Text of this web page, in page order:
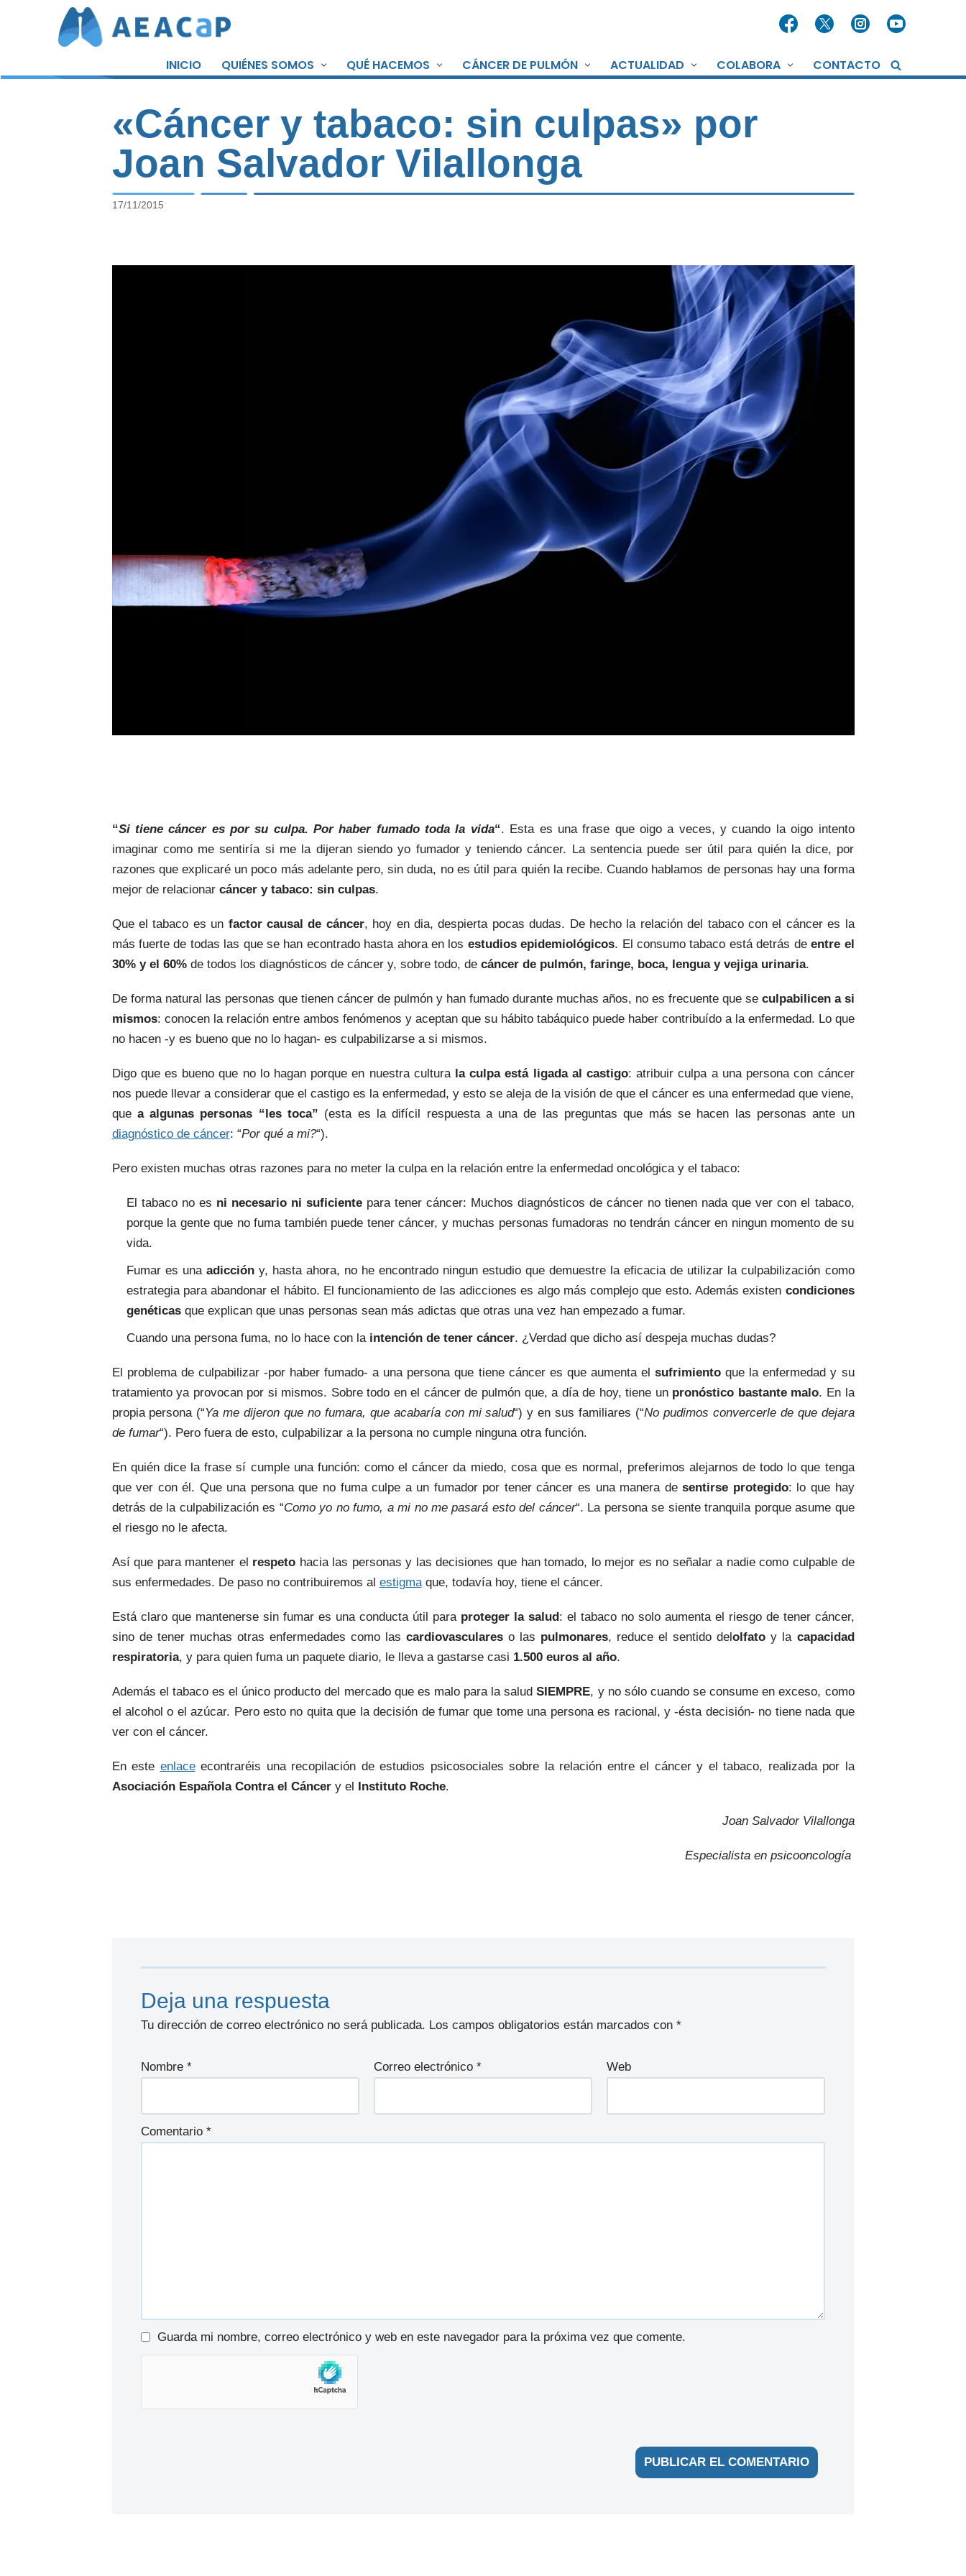
contenido
INICIO QUIÉNES SOMOS QUÉ HACEMOS CÁNCER DE PULMÓN ACTUALIDAD COLABORA CONTACTO
«Cáncer y tabaco: sin culpas» por
Joan Salvador Vilallonga
17/11/2015
“Si tiene cáncer es por su culpa. Por haber fumado toda la vida“. Esta es una frase que oigo a veces, y cuando la oigo intento
imaginar como me sentiría si me la dijeran siendo yo fumador y teniendo cáncer. La sentencia puede ser útil para quién la dice, por
razones que explicaré un poco más adelante pero, sin duda, no es útil para quién la recibe. Cuando hablamos de personas hay una forma
mejor de relacionar cáncer y tabaco: sin culpas.
Que el tabaco es un factor causal de cáncer, hoy en dia, despierta pocas dudas. De hecho la relación del tabaco con el cáncer es la
más fuerte de todas las que se han econtrado hasta ahora en los estudios epidemiológicos. El consumo tabaco está detrás deentre el
30% y el 60%de todos los diagnósticos de cáncer y, sobre todo, de cáncer de pulmón, faringe, boca, lengua y vejiga urinaria.
De forma natural las personas que tienen cáncer de pulmón y han fumado durante muchas años, no es frecuente que se culpabilicen a si
mismos: conocen la relación entre ambos fenómenos y aceptan que su hábito tabáquico puede haber contribuído a la enfermedad. Lo que
no hacen -y es bueno que no lo hagan- es culpabilizarse a si mismos.
Digo que es bueno que no lo hagan porque en nuestra cultura la culpa está ligada al castigo: atribuir culpa a una persona con cáncer
nos puede llevar a considerar que el castigo es la enfermedad, y esto se aleja de la visión de que el cáncer es una enfermedad que viene,
que a algunas personas “les toca” (esta es la difícil respuesta a una de las preguntas que más se hacen las personas ante un
diagnóstico de cáncer: “Por qué a mi?“).
Pero existen muchas otras razones para no meter la culpa en la relación entre la enfermedad oncológica y el tabaco:
El tabaco no es ni necesario ni suficientepara tener cáncer: Muchos diagnósticos de cáncer no tienen nada que ver con el tabaco,
porque la gente que no fuma también puede tener cáncer, y muchas personas fumadoras no tendrán cáncer en ningun momento de su
vida.
Fumar es una adiccióny, hasta ahora, no he encontrado ningun estudio que demuestre la eficacia de utilizar la culpabilización como
estrategia para abandonar el hábito. El funcionamiento de las adicciones es algo más complejo que esto. Además existen condiciones
genéticasque explican que unas personas sean más adictas que otras una vez han empezado a fumar.
Cuando una persona fuma, no lo hace con la intención de tener cáncer. ¿Verdad que dicho así despeja muchas dudas?
El problema de culpabilizar -por haber fumado- a una persona que tiene cáncer es que aumenta elsufrimiento que la enfermedad y su
tratamiento ya provocan por si mismos. Sobre todo en el cáncer de pulmón que, a día de hoy, tiene un pronóstico bastante malo. En la
propia persona (“Ya me dijeron que no fumara, que acabaría con mi salud“) y en sus familiares (“No pudimos convercerle de que dejara
de fumar“). Pero fuera de esto, culpabilizar a la persona no cumple ninguna otra función.
En quién dice la frase sí cumple una función: como el cáncer da miedo, cosa que es normal, preferimos alejarnos de todo lo que tenga
que ver con él. Que una persona que no fuma culpe a un fumador por tener cáncer es una manera desentirse protegido: lo que hay
detrás de la culpabilización es “Como yo no fumo, a mi no me pasará esto del cáncer“. La persona se siente tranquila porque asume que
el riesgo no le afecta.
Así que para mantener el respeto hacia las personas y las decisiones que han tomado, lo mejor es no señalar a nadie como culpable de
sus enfermedades. De paso no contribuiremos al estigmaque, todavía hoy, tiene el cáncer.
Está claro que mantenerse sin fumar es una conducta útil para proteger la salud: el tabaco no solo aumenta el riesgo de tener cáncer,
sino de tener muchas otras enfermedades como las cardiovasculareso las pulmonares, reduce el sentido delolfato y la capacidad
respiratoria, y para quien fuma un paquete diario, le lleva a gastarse casi 1.500 euros al año.
Además el tabaco es el único producto del mercado que es malo para la saludSIEMPRE, y no sólo cuando se consume en exceso, como
el alcohol o el azúcar. Pero esto no quita que la decisión de fumar que tome una persona es racional, y -ésta decisión- no tiene nada que
ver con el cáncer.
En este enlaceecontraréis una recopilación de estudios psicosociales sobre la relación entre el cáncer y el tabaco, realizada por la
Asociación Española Contra el Cáncery el Instituto Roche.
Joan Salvador Vilallonga
Especialista en psicooncología
Deja una respuesta
Tu dirección de correo electrónico no será publicada. Los campos obligatorios están marcados con *
Nombre * Correo electrónico * Web
Comentario *
Guarda mi nombre, correo electrónico y web en este navegador para la próxima vez que comente.